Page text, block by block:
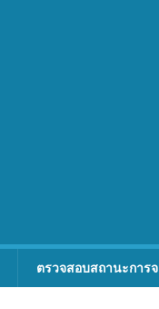
ตรวจสอบสถานะการ